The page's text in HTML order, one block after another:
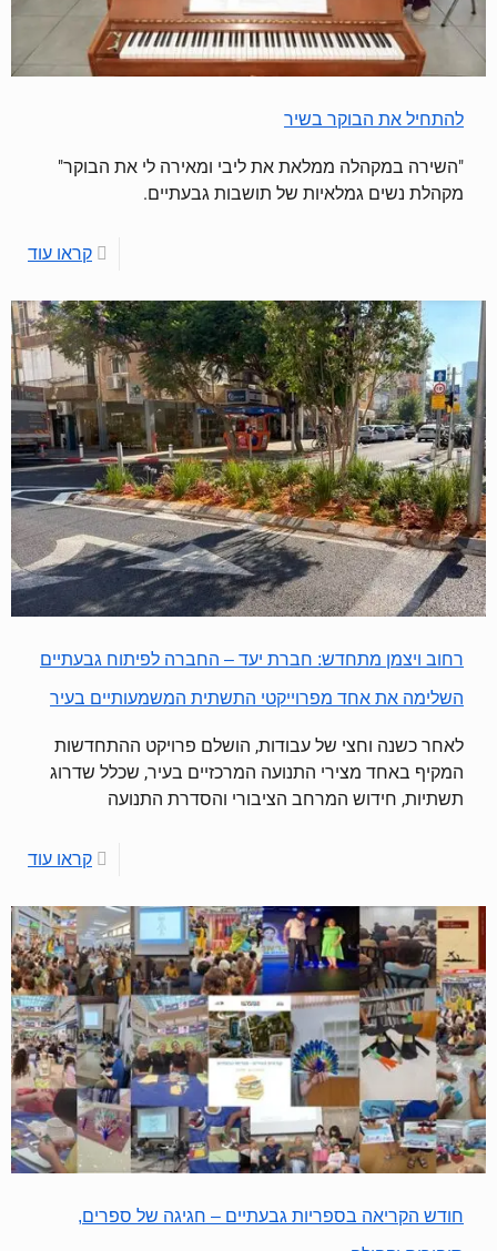
להתחיל את הבוקר בשיר
"השירה במקהלה ממלאת את ליבי ומאירה לי את הבוקר"
מקהלת נשים גמלאיות של תושבות גבעתיים.
קראו עוד
רחוב ויצמן מתחדש: חברת יעד – החברה לפיתוח גבעתיים
השלימה את אחד מפרוייקטי התשתית המשמעותיים בעיר
לאחר כשנה וחצי של עבודות, הושלם פרויקט ההתחדשות
המקיף באחד מצירי התנועה המרכזיים בעיר, שכלל שדרוג
תשתיות, חידוש המרחב הציבורי והסדרת התנועה
קראו עוד
חודש הקריאה בספריות גבעתיים – חגיגה של ספרים,